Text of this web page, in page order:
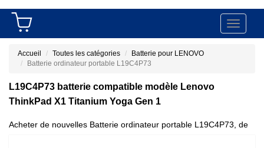
Toggle
Accueil Toutes les catégories
Batterie pour LENOVO
Batterie ordinateur portable L19C4P73
L19C4P73 batterie compatible modèle Lenovo
ThinkPad X1 Titanium Yoga Gen 1
Acheter de nouvelles Batterie ordinateur portable L19C4P73, de